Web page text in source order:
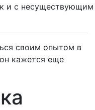
и с несуществующим
своим опытом в
кажется еще